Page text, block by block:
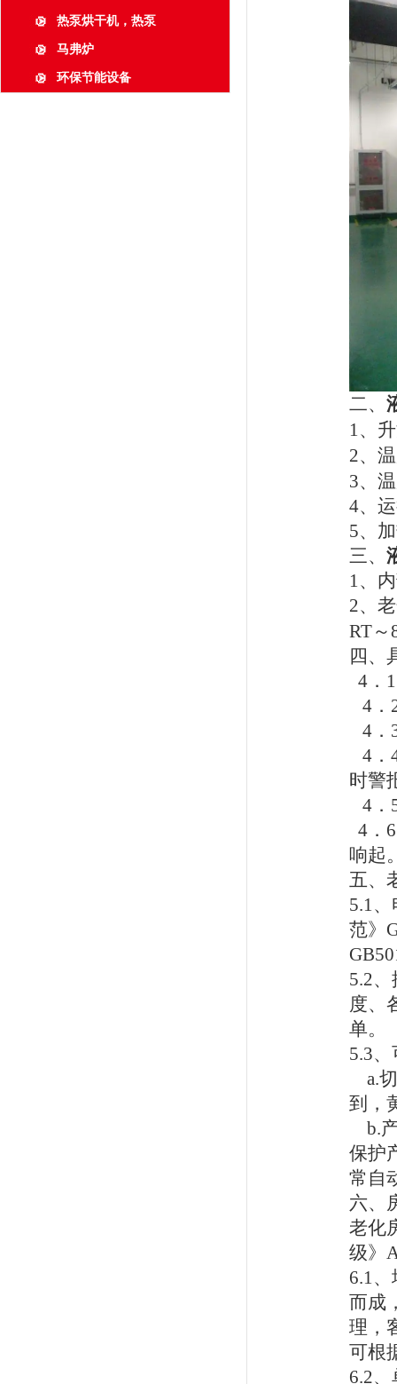
热泵烘干机，热泵
马弗炉
环保节能设备
二、
1、
2、
3、
4、
5、
三、
1、
2、
RT～
四、
4 ． 1
4 ．
4 ．
4 ．
时警
4 ．
4 ． 6
响起
五、
5.1
范》
5.2
度、
单。
5.3
a.
到，
b.
保护
常自
六、
老化
级》
6.1
而成
理，
可根
6.2、